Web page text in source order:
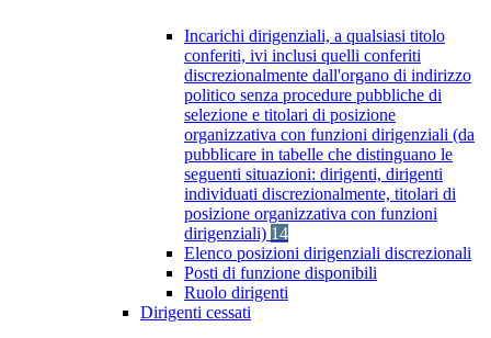
Incarichi dirigenziali, a qualsiasi titolo
conferiti, ivi inclusi quelli conferiti
discrezionalmente dall'organo di indirizzo
politico senza procedure pubbliche di
selezione e titolari di posizione
organizzativa con funzioni dirigenziali (da
pubblicare in tabelle che distinguano le
seguenti situazioni: dirigenti, dirigenti
individuati discrezionalmente, titolari di
posizione organizzativa con funzioni
dirigenziali) 14
Elenco posizioni dirigenziali discrezionali
Posti di funzione disponibili
Ruolo dirigenti
Dirigenti cessati